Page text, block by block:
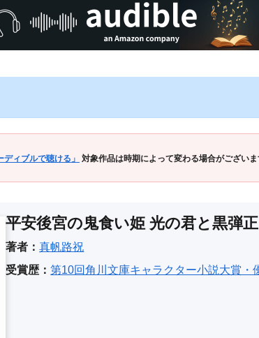
ディブルで聴ける」 対象作品は時期によって変わる場合がございま
平安後宮の鬼食い姫 光の君と黒弾正
著者：真帆路祝
受賞歴：第10回角川文庫キャラクター小説大賞・